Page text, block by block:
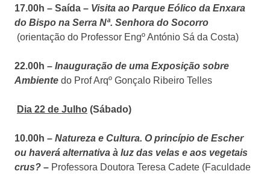
17.00h – Saída – Visita ao Parque Eólico da Enxara
do Bispo na Serra Nª. Senhora do Socorro
(orientação do Professor Engº António Sá da Costa)
22.00h – Inauguração de uma Exposição sobre
Ambiente do Prof Arqº Gonçalo Ribeiro Telles
Dia 22 de Julho (Sábado)
10.00h – Natureza e Cultura. O princípio de Escher
ou haverá alternativa à luz das velas e aos vegetais
crus? – Professora Doutora Teresa Cadete (Faculdade